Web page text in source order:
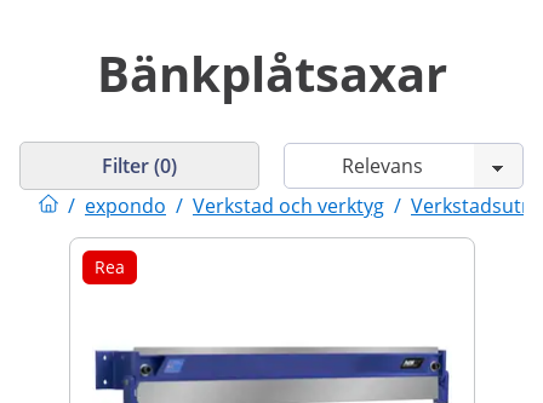
Bänkplåtsaxar
/ expondo / Verkstad och verktyg /
Filter (0)
Rea